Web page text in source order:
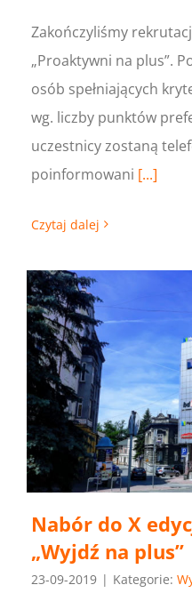
Zakończyliśmy
„Proaktywni na plus”.
osób spełniających
wg. liczby punktów
uczestnicy zostaną
poinformowani [...]
Czytaj dalej
Nabór do X
„Wyjdź na plus”
23-09-2019 | Kategorie: